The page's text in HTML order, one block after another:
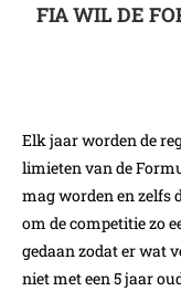
FIA WIL DE
Elk jaar worden de
limieten van de
mag worden en zelfs
om de competitie zo
gedaan zodat er wat
niet met een 5 jaar